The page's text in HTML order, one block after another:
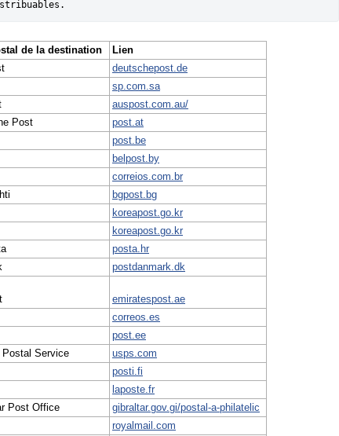
de la destination
Lien
deutschepost.de
sp.com.sa
auspost.com.au/
Post
post.at
post.be
belpost.by
correios.com.br
bgpost.bg
koreapost.go.kr
koreapost.go.kr
posta.hr
postdanmark.dk
emiratespost.ae
correos.es
post.ee
Service
usps.com
posti.fi
laposte.fr
Post Office
gibraltar.gov.gi/postal-a-philatelic
royalmail.com